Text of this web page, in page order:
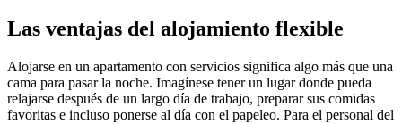
Las ventajas del alojamiento flexible
Alojarse en un apartamento con servicios significa algo más que una
cama para pasar la noche. Imagínese tener un lugar donde pueda
relajarse después de un largo día de trabajo, preparar sus comidas
favoritas e incluso ponerse al día con el papeleo. Para el personal del